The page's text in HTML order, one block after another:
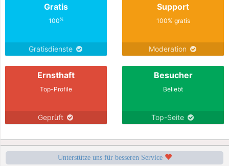
Gratis
100%
Gratisdienste
Support
100% gratis
Moderation
Ernsthaft
Top-Profile
Geprüft
Besucher
Beliebt
Top-Seite
Unterstütze uns für besseren Service